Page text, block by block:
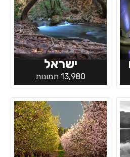
ישראל
13,980 תמונות